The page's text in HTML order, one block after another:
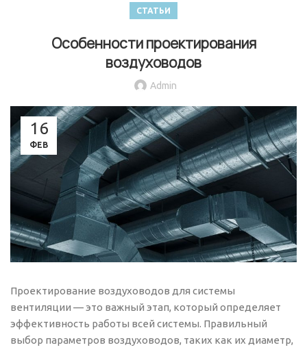
СТАТЬИ
Особенности проектирования
воздуховодов
Admin
16
ФЕВ
Проектирование воздуховодов для системы
вентиляции — это важный этап, который определяет
эффективность работы всей системы. Правильный
выбор параметров воздуховодов, таких как их диаметр,